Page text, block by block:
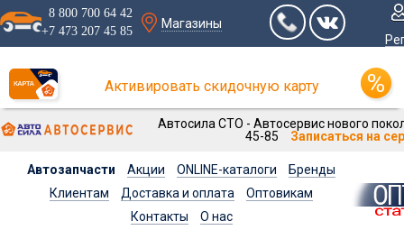
8 800 700 64 42
+7 473 207 45 85
Магазины
Активировать скидочную карту
Автосила СТО - Автосервис нового
45-85
Записаться на
Автозапчасти Акции ONLINE-каталоги
Бренды
Клиентам
Доставка и оплата
Оптовикам
Контакты
О нас